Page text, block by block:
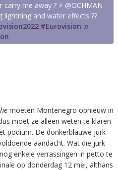
me away ? ⚡️ @OCHMAN
lightning and water effects ??
#Eurovision ♬
moeten Montenegro opnieuw in
moet ze alleen weten te klaren
podium. De donkerblauwe jurk
aandacht. Wat die jurk
enkele verrassingen in petto te
op donderdag 12 mei, althans